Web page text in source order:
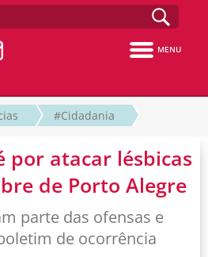
MENU
#Cidadania
por atacar lésbicas
de Porto Alegre
parte das ofensas e
de ocorrência